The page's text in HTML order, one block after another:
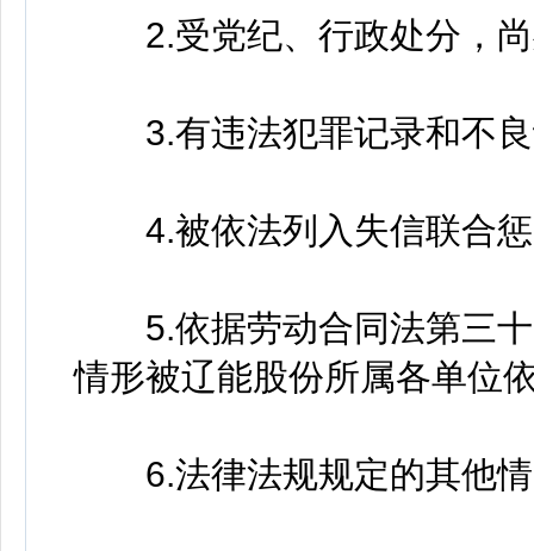
2.受党纪、行政处分，尚
3.有违法犯罪记录和不良
4.被依法列入失信联合惩
5.依据劳动合同法第三十
情形被辽能股份所属各单位
6.法律法规规定的其他情